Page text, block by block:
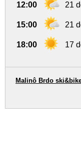
12:00 21
15:00 21
18:00 17
Malinô Brdo